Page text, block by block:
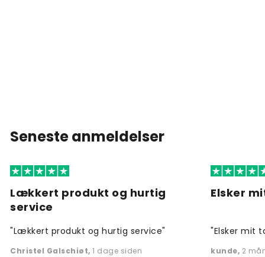
Seneste anmeldelser
Lækkert produkt og hurtig
service
"Lækkert produkt og hurtig service"
Christel Galschiøt, 1 dage siden
Elsker
"Elsker mit
kunde, 2